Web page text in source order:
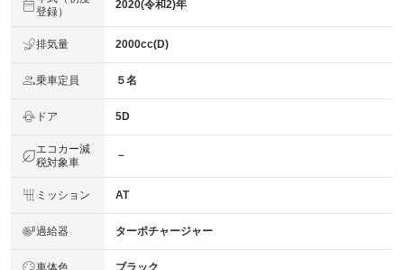
登録）
2020(令和2)年
排気量 2000cc(D)
乗車定員 ５名
ドア 5D
エコカー減
税対象車
－
ミッション AT
過給器 ターボチャージャー
車体色 ブラック